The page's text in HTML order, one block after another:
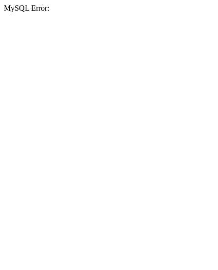
MySQL Error: